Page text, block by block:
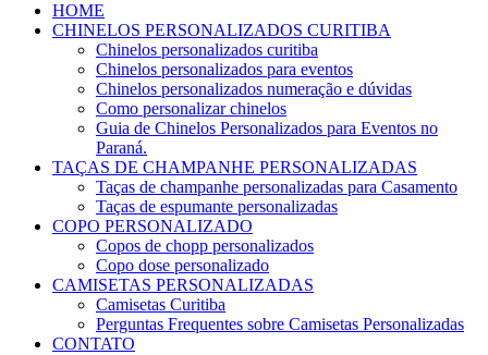
HOME
CHINELOS PERSONALIZADOS CURITIBA
Chinelos personalizados curitiba
Chinelos personalizados para eventos
Chinelos personalizados numeração e dúvidas
Como personalizar chinelos
Guia de Chinelos Personalizados para Eventos no
Paraná.
TAÇAS DE CHAMPANHE PERSONALIZADAS
Taças de champanhe personalizadas para Casamento
Taças de espumante personalizadas
COPO PERSONALIZADO
Copos de chopp personalizados
Copo dose personalizado
CAMISETAS PERSONALIZADAS
Camisetas Curitiba
Perguntas Frequentes sobre Camisetas Personalizadas
CONTATO